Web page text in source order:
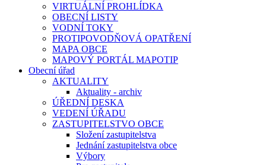
VIRTUÁLNÍ PROHLÍDKA
OBECNÍ LISTY
VODNÍ TOKY
PROTIPOVODŇOVÁ OPATŘENÍ
MAPA OBCE
MAPOVÝ PORTÁL MAPOTIP
Obecní úřad
AKTUALITY
Aktuality - archiv
ÚŘEDNÍ DESKA
VEDENÍ ÚŘADU
ZASTUPITELSTVO OBCE
Složení zastupitelstva
Jednání zastupitelstva obce
Výbory